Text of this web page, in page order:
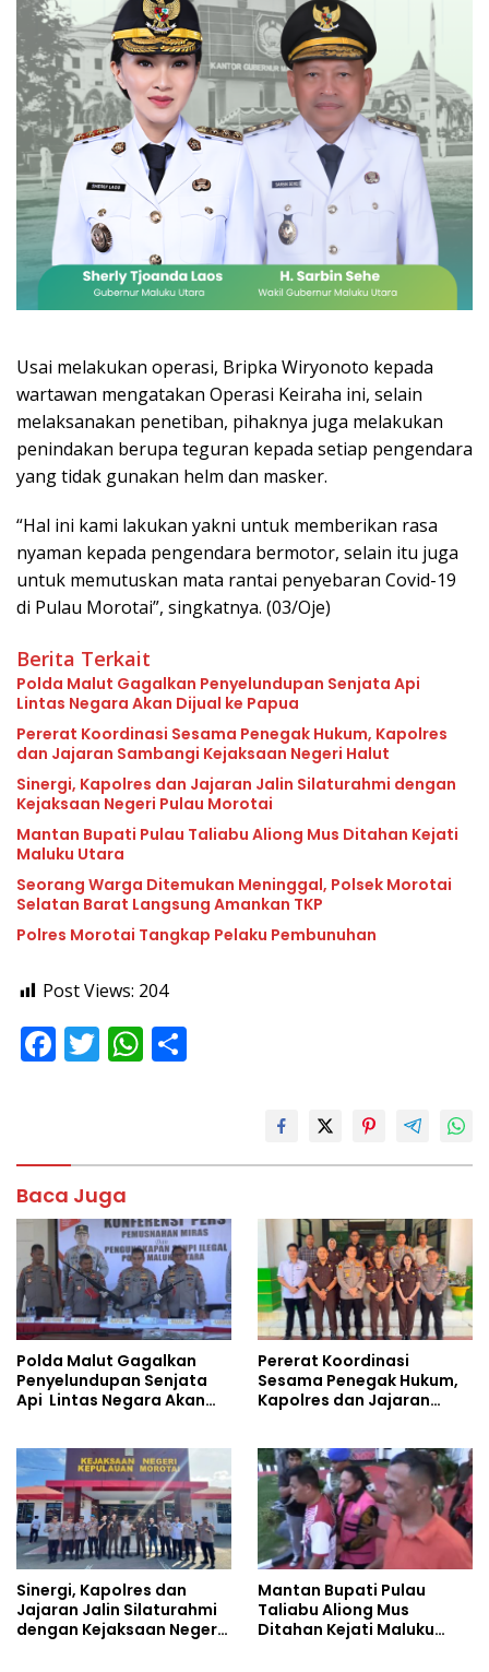
Usai melakukan operasi, Bripka Wiryonoto kepada
wartawan mengatakan Operasi Keiraha ini, selain
melaksanakan penetiban, pihaknya juga melakukan
penindakan berupa teguran kepada setiap pengendara
yang tidak gunakan helm dan masker.
“Hal ini kami lakukan yakni untuk memberikan rasa
nyaman kepada pengendara bermotor, selain itu juga
untuk memutuskan mata rantai penyebaran Covid-19
di Pulau Morotai”, singkatnya. (03/Oje)
Berita Terkait
Polda Malut Gagalkan Penyelundupan Senjata Api
Lintas Negara Akan Dijual ke Papua
Pererat Koordinasi Sesama Penegak Hukum, Kapolres
dan Jajaran Sambangi Kejaksaan Negeri Halut
Sinergi, Kapolres dan Jajaran Jalin Silaturahmi dengan
Kejaksaan Negeri Pulau Morotai
Mantan Bupati Pulau Taliabu Aliong Mus Ditahan Kejati
Maluku Utara
Seorang Warga Ditemukan Meninggal, Polsek Morotai
Selatan Barat Langsung Amankan TKP
Polres Morotai Tangkap Pelaku Pembunuhan
Post Views: 204
F
o
o
k
T W
p
p
Baca Juga
Polda Malut Gagalkan
Penyelundupan Senjata
Api Lintas Negara Akan
Pererat Koordinasi
Sesama Penegak Hukum,
Kapolres dan Jajaran
Sinergi, Kapolres dan
Jajaran Jalin Silaturahmi
dengan Kejaksaan Negeri
Mantan Bupati Pulau
Taliabu Aliong Mus
Ditahan Kejati Maluku